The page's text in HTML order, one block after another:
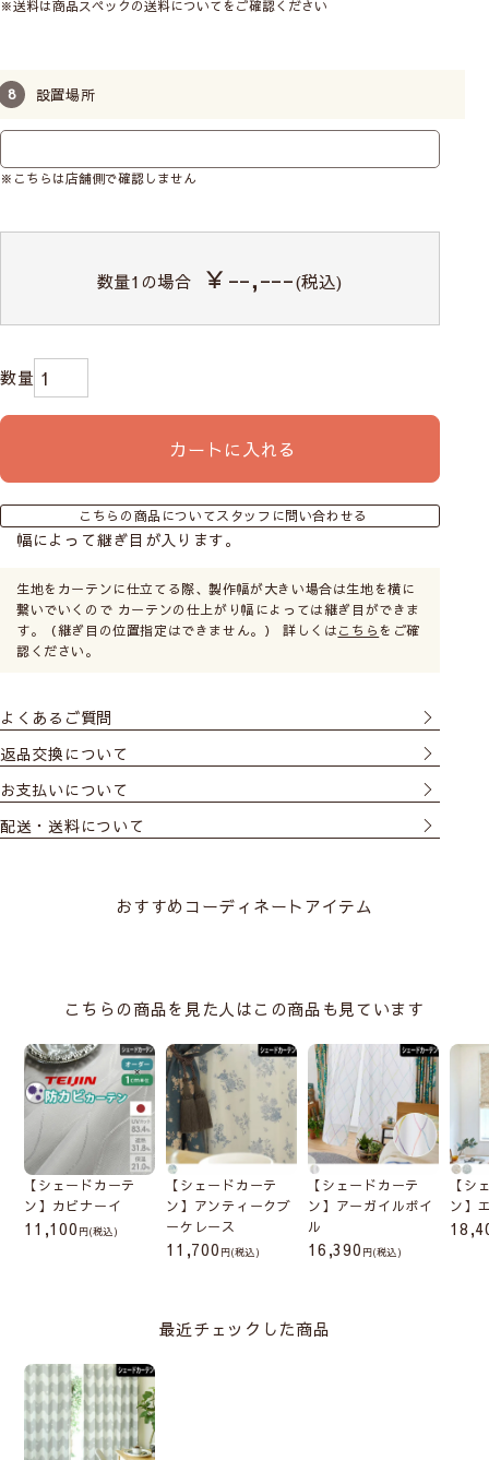
※送料は商品スペックの送料についてをご確認ください
設置場所
※こちらは店舗側で確認しません
数量1の場合 ￥--,---(税込)
カートに入れる
こちらの商品についてスタッフに問い合わせる
幅によって継ぎ目が入ります。
生地をカーテンに仕立てる際、製作幅が大きい場合は生地を横に
繋いでいくので カーテンの仕上がり幅によっては継ぎ目ができま
す。（継ぎ目の位置指定はできません。） 詳しくはこちら をご確
認ください。
よくあるご質問
返品交換について
お支払いについて
配送・送料について
おすすめコーディネートアイテム
こちらの商品を見た人はこの商品も見ています
【シェードカーテ
ン】カビナーイ
11,100 (税込)
【シェードカーテ
ン】アンティークブ
ーケレース
11,700 (税込)
【シェードカーテ
ン】アーガイルボイ
ル
16,390 (税込)
【シ
ン】
最近チェックした商品